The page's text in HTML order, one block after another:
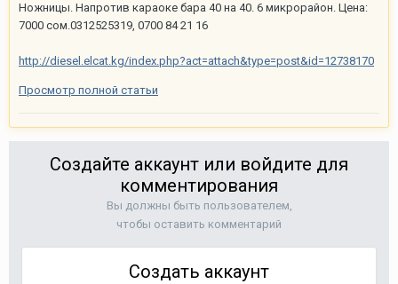
Ножницы. Напротив караоке бара 40 на 40. 6 микрорайон. Цена:
7000 сом.0312525319, 0700 84 21 16
http://diesel.elcat.kg/index.php?act=attach&type=post&id=12738170
Просмотр полной статьи
Создайте аккаунт или войдите для
комментирования
Вы должны быть пользователем,
чтобы оставить комментарий
Создать аккаунт